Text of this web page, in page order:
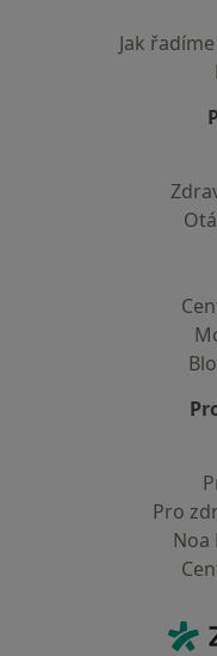
Jak
Pro
Noa